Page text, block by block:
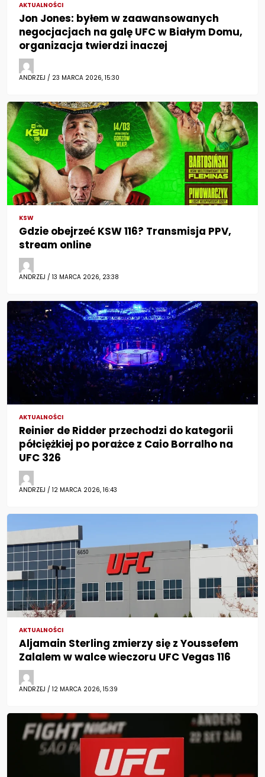
AKTUALNOŚCI
Jon Jones: byłem w zaawansowanych
negocjacjach na galę UFC w Białym Domu,
organizacja twierdzi inaczej
ANDRZEJ / 23 MARCA 2026, 15:30
KSW
Gdzie obejrzeć KSW 116? Transmisja PPV,
stream online
ANDRZEJ / 13 MARCA 2026, 23:38
AKTUALNOŚCI
Reinier de Ridder przechodzi do kategorii
półciężkiej po porażce z Caio Borralho na
UFC 326
ANDRZEJ / 12 MARCA 2026, 16:43
AKTUALNOŚCI
Aljamain Sterling zmierzy się z Youssefem
Zalalem w walce wieczoru UFC Vegas 116
ANDRZEJ / 12 MARCA 2026, 15:39